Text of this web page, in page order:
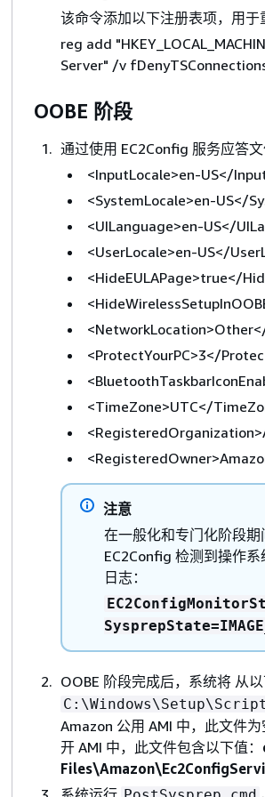
该命令添加以下注册表项，用于
reg add
Server" /v
OOBE 阶段
通过使用 EC2Config 服务应答
<InputLocale>en-US</
<SystemLocale>en-US</
<UILanguage>en-US</
<UserLocale>en-US</
<HideEULAPage>true</
<ProtectYourPC>3</
<TimeZone>UTC</
注意
在一般化和专门化阶段
EC2Config 检测到操作
日志：
OOBE 阶段完成后，系统将 从
Amazon 公用 AMI 中，此文件
开 AMI 中，此文件包含以下值：